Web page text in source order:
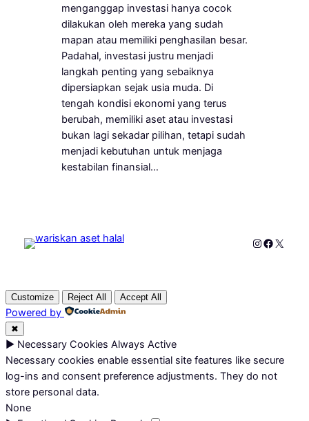
menganggap investasi hanya cocok
dilakukan oleh mereka yang sudah
mapan atau memiliki penghasilan besar.
Padahal, investasi justru menjadi
langkah penting yang sebaiknya
dipersiapkan sejak usia muda. Di
tengah kondisi ekonomi yang terus
berubah, memiliki aset atau investasi
bukan lagi sekadar pilihan, tetapi sudah
menjadi kebutuhan untuk menjaga
kestabilan finansial…
Instagram
X
Customize Reject All Accept All
Powered by
✖
► Necessary Cookies Always Active
Necessary cookies enable essential site features like secure
log-ins and consent preference adjustments. They do not
store personal data.
None